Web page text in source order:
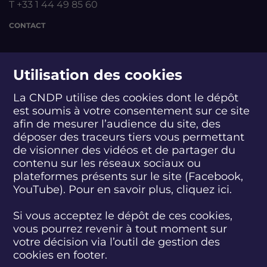
Utilisation des cookies
La CNDP utilise des cookies dont le dépôt
est soumis à votre consentement sur ce site
afin de mesurer l’audience du site, des
déposer des traceurs tiers vous permettant
de visionner des vidéos et de partager du
contenu sur les réseaux sociaux ou
plateformes présents sur le site (Facebook,
YouTube). Pour en savoir plus, cliquez ici.
Si vous acceptez le dépôt de ces cookies,
vous pourrez revenir à tout moment sur
votre décision via l’outil de gestion des
cookies en footer.
T +33 1 44 49 85 60
CONTACT
S
u
e
z
n
u
s
u
S
u
i
v
e
z
-
n
u
s
s
u
r
S
u
i
v
e
z
-
n
u
s
s
u
r
S
u
i
v
e
z
-
n
u
s
s
u
S
u
i
v
e
z
-
n
u
s
s
u
S
u
i
v
e
z
-
n
u
s
s
u
S
u
i
v
e
-
n
u
s
s
u
abonnez-vous
S'INSCRIRE À LA NEWSLETTER